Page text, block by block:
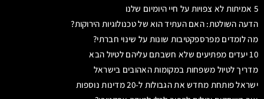
5 אמיתות לא צפויות על חיי היומיום שלנו
הדעה השולטת: האם העתיד הוא של טכנולוגיות הירוקות?
מה לומדים מפרספקטיבות שונות על שינוי חברתי?
10 יעדים מפתיעים שלא חשבתם עליהם לטיול הבא
מדריך לטיול משפחות במקומות האהובים בישראל
ישראל פותחת מחדש את הגבולות ל-20 מדינות נוספות